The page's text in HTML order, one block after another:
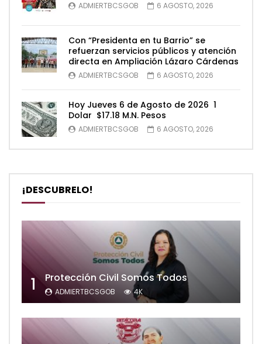
ADMIERTBCSGOB 6 AGOSTO, 2026
Con “Presidenta en tu Barrio” se
refuerzan servicios públicos y atención
directa en Ampliación Lázaro Cárdenas
ADMIERTBCSGOB 6 AGOSTO, 2026
Hoy Jueves 6 de Agosto de 2026 1
Dolar $17.18 M.N. Pesos
ADMIERTBCSGOB 6 AGOSTO, 2026
¡DESCUBRELO!
1 Protección Civil Somos Todos
ADMIERTBCSGOB 4K